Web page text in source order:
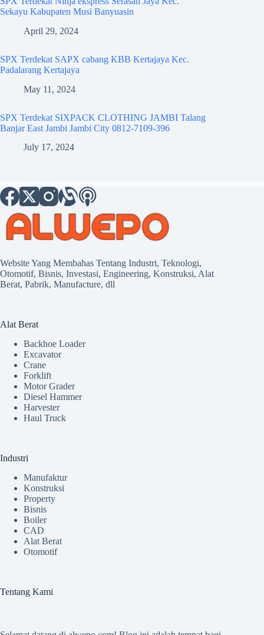
Sekayu Kabupaten Musi Banyuasin
April 29, 2024
SPX Terdekat SAPX cabang KBB Kertajaya Kec.
Padalarang Kertajaya
May 11, 2024
SPX Terdekat SIXPACK CLOTHING JAMBI Talang
Banjar East Jambi Jambi City 0812-7109-396
July 17, 2024
Website Yang Membahas Tentang Industri, Teknologi,
Otomotif, Bisnis, Investasi, Engineering, Konstruksi, Alat
Berat, Pabrik, Manufacture, dll
Alat Berat
Backhoe Loader
Excavator
Crane
Forklift
Motor Grader
Diesel Hammer
Harvester
Haul Truck
Industri
Manufaktur
Konstruksi
Property
Bisnis
Boiler
CAD
Alat Berat
Otomotif
Tentang Kami